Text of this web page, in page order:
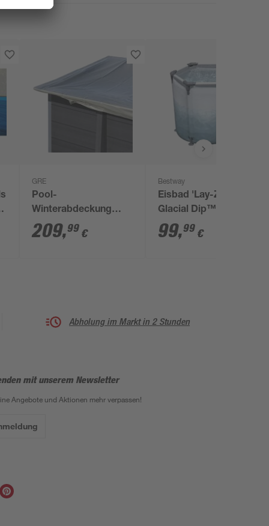
GRE
Pool-
Winterabdeckung
grau 236 x 376 cm
209,99 €
Bestway
Eisbad 'Lay-Z-Spa
Glacial Dip™'
lichtgrau mit
Eismuster Ø 90 x 80
99,99 €
Abholung im Markt in 2 Stunden
mit unserem Newsletter
Angebote und Aktionen mehr verpassen!